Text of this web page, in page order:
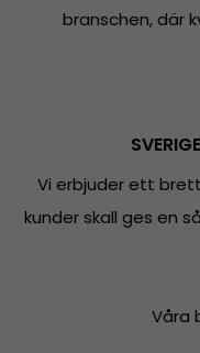
branschen, där
Vi erbjuder ett
kunder skall ges en
Våra